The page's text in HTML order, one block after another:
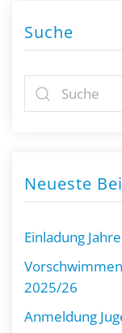
Suche
Neueste
Einladung
2025/26
Anmeldung